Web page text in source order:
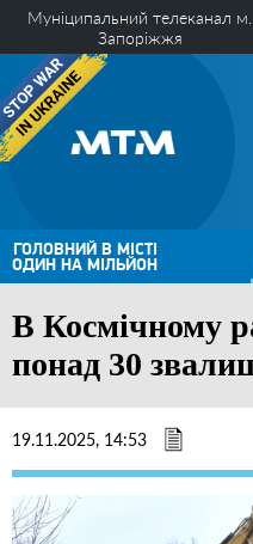
Муніципальний телеканал м.
Запоріжжя
ГОЛОВНИЙ В МІСТІ
ОДИН НА МІЛЬЙОН
В Космічному
понад 30
19.11.2025, 14:53